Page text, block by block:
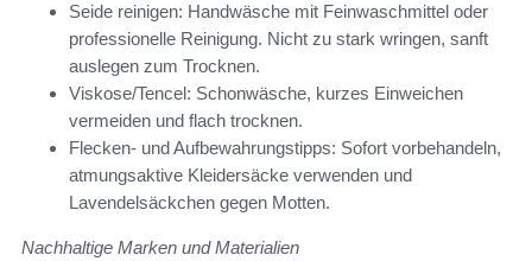
Seide reinigen: Handwäsche mit Feinwaschmittel oder
professionelle Reinigung. Nicht zu stark wringen, sanft
auslegen zum Trocknen.
Viskose/Tencel: Schonwäsche, kurzes Einweichen
vermeiden und flach trocknen.
Flecken- und Aufbewahrungstipps: Sofort vorbehandeln,
atmungsaktive Kleidersäcke verwenden und
Lavendelsäckchen gegen Motten.
Nachhaltige Marken und Materialien